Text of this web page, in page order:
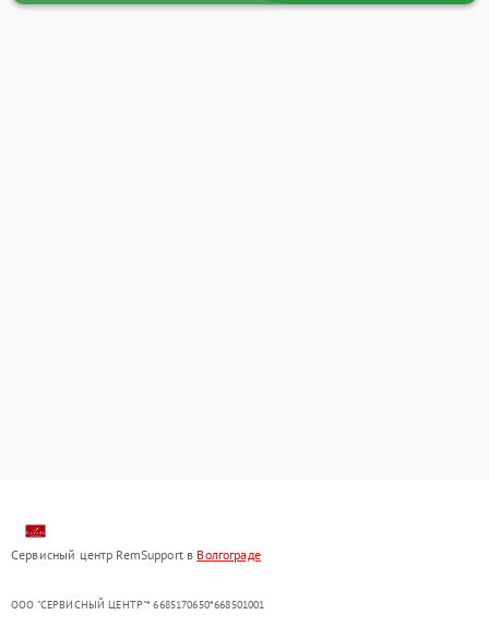
Сервисный центр RemSupport в Волгограде
ООО "СЕРВИСНЫЙ ЦЕНТР"* 6685170650*668501001